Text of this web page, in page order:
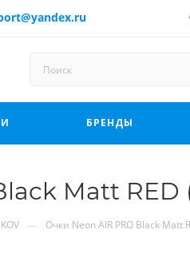
БРЕНДЫ
Matt RED
— Очки Neon AIR PRO Black Matt